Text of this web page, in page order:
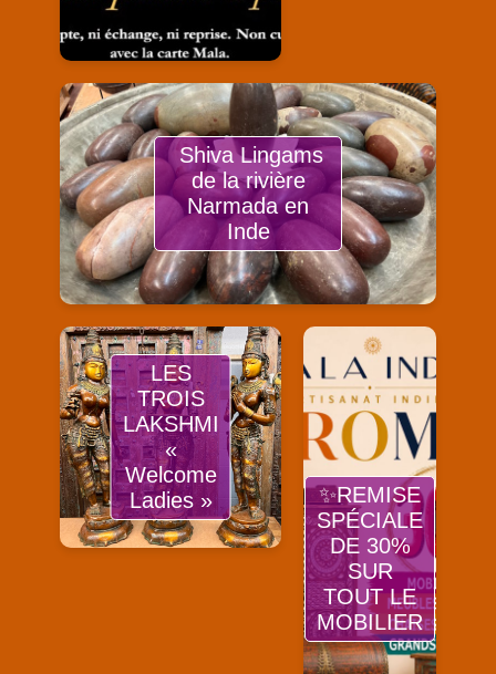
Shiva Lingams
de la rivière
Narmada en
Inde
LES
TROIS
LAKSHMI
«
Welcome
Ladies »
✨REMISE
SPÉCIALE
DE 30%
SUR
TOUT LE
MOBILIER